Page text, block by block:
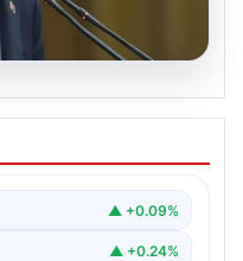
da
▲ +0.09%
▲ +0.24%